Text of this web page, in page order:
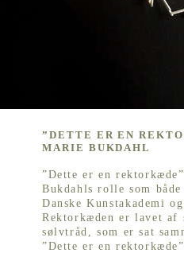
”DETTE ER EN
MARIE BUKDAHL
”Dette er en
Bukdahls rolle som
Danske Kunstakademi
Rektorkæden er lavet
sølvtråd, som er sat
”Dette er en